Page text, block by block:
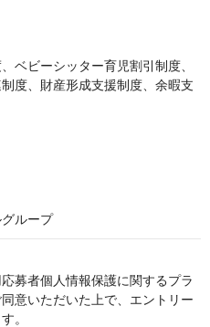
ベビーシッター育児割引制度、
度、財産形成支援制度、余暇支
ループ
募者個人情報保護に関するプラ
意いただいた上で、エントリー
。